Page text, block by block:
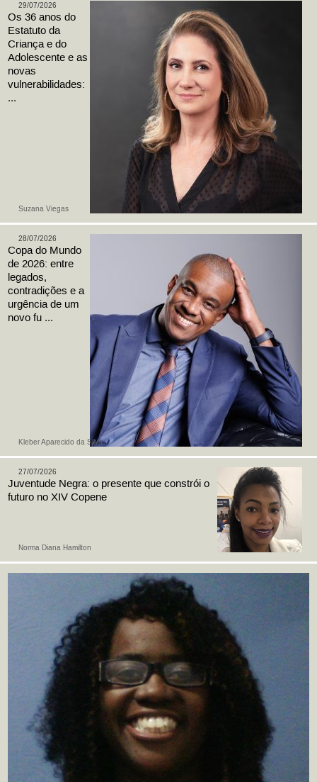
Suzana Viegas
29/07/2026
Os 36 anos do
Estatuto da
Criança e do
Adolescente e as
novas
vulnerabilidades:
...
Kleber Aparecido da Silva
28/07/2026
Copa do Mundo
de 2026: entre
legados,
contradições e a
urgência de um
novo fu ...
Norma Diana Hamilton
27/07/2026
Juventude Negra: o presente que constrói o
futuro no XIV Copene